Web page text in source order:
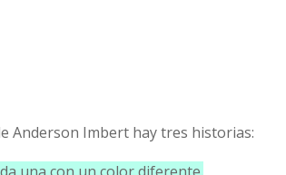
Anderson Imbert hay tres historias:
una con un color diferente.